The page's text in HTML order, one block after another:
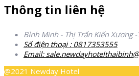
Thông tin liên hệ
Bình Minh - Thị Trấn Kiến Xương
Số điện thoại : 0817353555
Email:
@2021 Newday Hotel